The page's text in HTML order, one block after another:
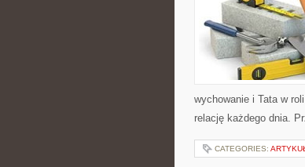
wychowanie i Tata w
relację każdego dnia.
CATEGORIES: